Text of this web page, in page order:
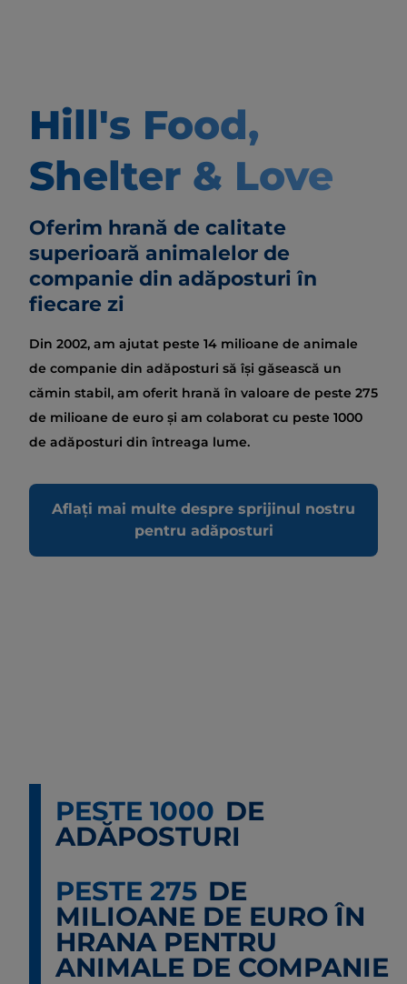
Hill's Food,
Shelter & Love
Oferim hrană de calitate
superioară animalelor de
companie din adăposturi în
fiecare zi
Din 2002, am ajutat peste 14 milioane de animale
de companie din adăposturi să își găsească un
cămin stabil, am oferit hrană în valoare de peste 275
de milioane de euro și am colaborat cu peste 1000
de adăposturi din întreaga lume.
Aflați mai multe despre sprijinul nostru
pentru adăposturi
PESTE 1000 DE
ADĂPOSTURI
PESTE 275 DE
MILIOANE DE EURO ÎN
HRANA PENTRU
ANIMALE DE COMPANIE